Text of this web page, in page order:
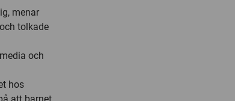
menar
tolkade
och
hos